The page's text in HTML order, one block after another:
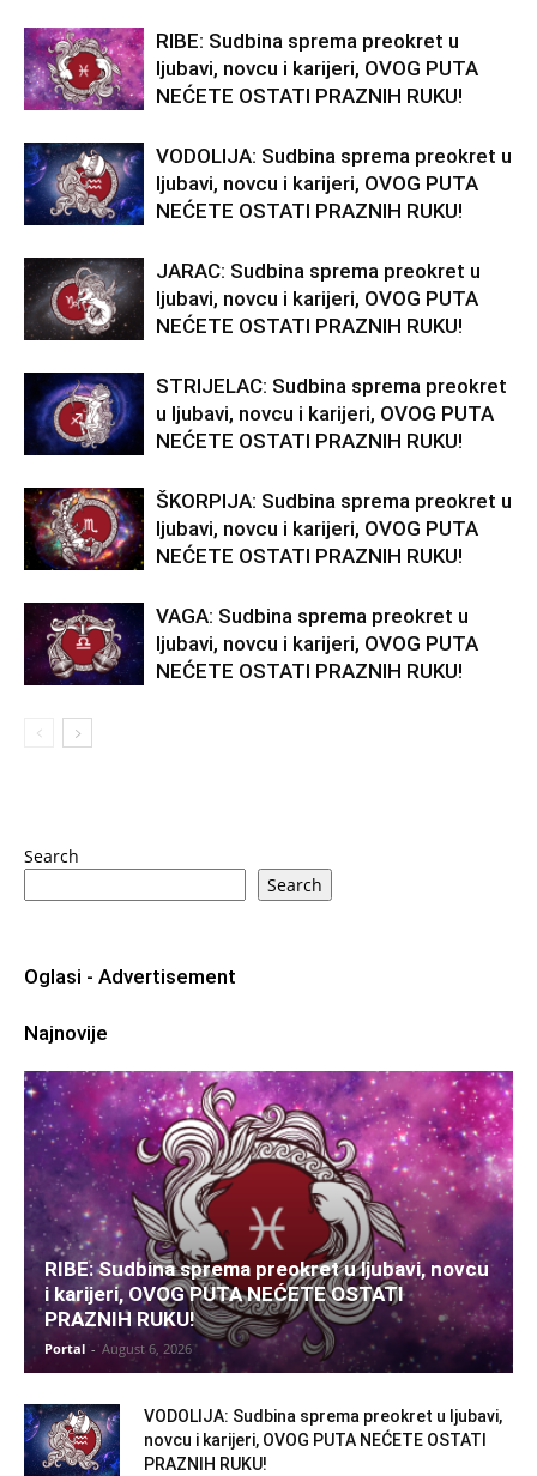
RIBE: Sudbina sprema preokret u
ljubavi, novcu i karijeri, OVOG PUTA
NEĆETE OSTATI PRAZNIH RUKU!
VODOLIJA: Sudbina sprema preokret u
ljubavi, novcu i karijeri, OVOG PUTA
NEĆETE OSTATI PRAZNIH RUKU!
JARAC: Sudbina sprema preokret u
ljubavi, novcu i karijeri, OVOG PUTA
NEĆETE OSTATI PRAZNIH RUKU!
STRIJELAC: Sudbina sprema preokret
u ljubavi, novcu i karijeri, OVOG PUTA
NEĆETE OSTATI PRAZNIH RUKU!
ŠKORPIJA: Sudbina sprema preokret u
ljubavi, novcu i karijeri, OVOG PUTA
NEĆETE OSTATI PRAZNIH RUKU!
VAGA: Sudbina sprema preokret u
ljubavi, novcu i karijeri, OVOG PUTA
NEĆETE OSTATI PRAZNIH RUKU!
Search
Search
Oglasi - Advertisement
Najnovije
RIBE: Sudbina sprema preokret u ljubavi, novcu
i karijeri, OVOG PUTA NEĆETE OSTATI
PRAZNIH RUKU!
Portal - August 6, 2026
VODOLIJA: Sudbina sprema preokret u ljubavi,
novcu i karijeri, OVOG PUTA NEĆETE OSTATI
PRAZNIH RUKU!